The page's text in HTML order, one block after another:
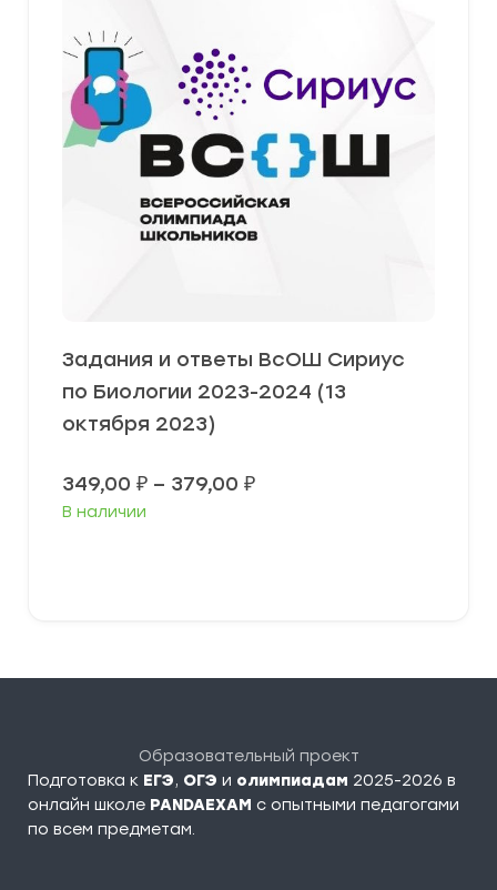
Задания и ответы ВсОШ Сириус
по Биологии 2023-2024 (13
октября 2023)
349,00 ₽ – 379,00 ₽Диапазон
В наличии
Образовательный проект
Подготовка к ЕГЭ, ОГЭ и олимпиадам 2025-2026 в
онлайн школе PANDAEXAM c опытными педагогами
по всем предметам.